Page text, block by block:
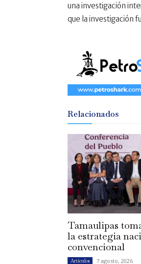
una investigación
que la investigación
Relacionados
Tamaulipas
la estrategia
convencional
Artículos 7 agosto, 2026